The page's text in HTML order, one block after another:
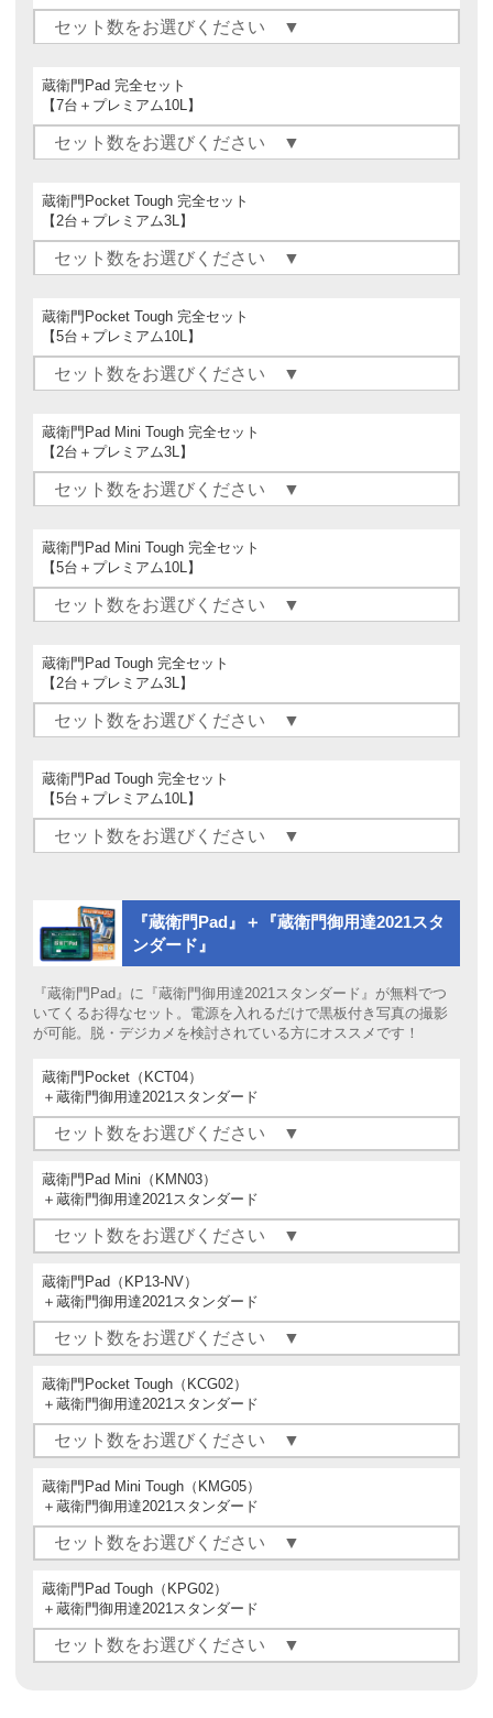
蔵衛門Pad 完全セット
【7台＋プレミアム10L】
蔵衛門Pocket Tough 完全セット
【2台＋プレミアム3L】
蔵衛門Pocket Tough 完全セット
【5台＋プレミアム10L】
蔵衛門Pad Mini Tough 完全セット
【2台＋プレミアム3L】
蔵衛門Pad Mini Tough 完全セット
【5台＋プレミアム10L】
蔵衛門Pad Tough 完全セット
【2台＋プレミアム3L】
蔵衛門Pad Tough 完全セット
【5台＋プレミアム10L】
『蔵衛門Pad』＋『蔵衛門御用達2021スタ
ンダード』
『蔵衛門Pad』に『蔵衛門御用達2021スタンダード』が無料でつ
いてくるお得なセット。電源を入れるだけで黒板付き写真の撮影
が可能。脱・デジカメを検討されている方にオススメです！
蔵衛門Pocket（KCT04）
＋蔵衛門御用達2021スタンダード
蔵衛門Pad Mini（KMN03）
＋蔵衛門御用達2021スタンダード
蔵衛門Pad（KP13-NV）
＋蔵衛門御用達2021スタンダード
蔵衛門Pocket Tough（KCG02）
＋蔵衛門御用達2021スタンダード
蔵衛門Pad Mini Tough（KMG05）
＋蔵衛門御用達2021スタンダード
蔵衛門Pad Tough（KPG02）
＋蔵衛門御用達2021スタンダード